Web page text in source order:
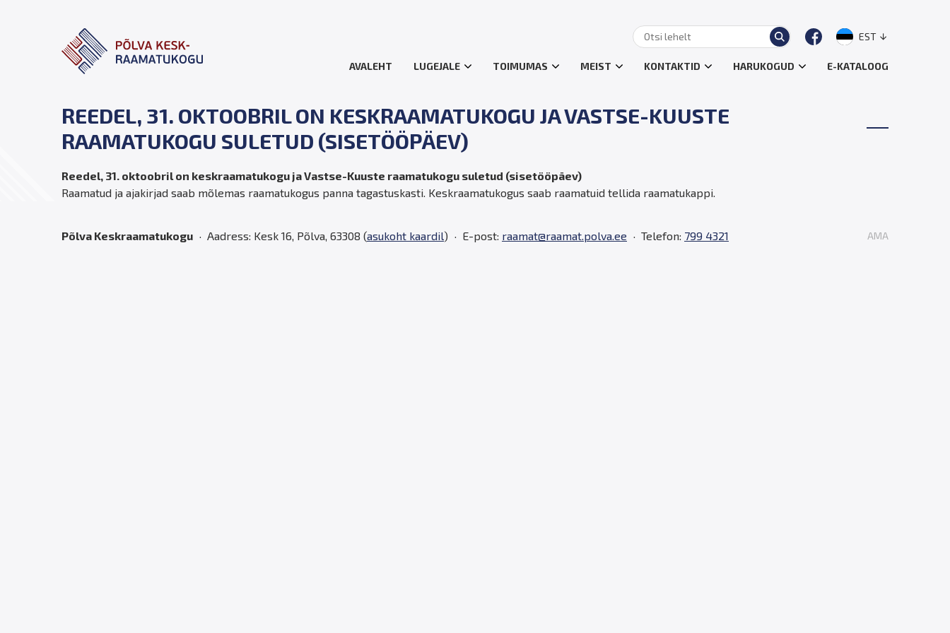
EST
AVALEHT LUGEJALE TOIMUMAS MEIST KONTAKTID HARUKOGUD E-KATALOOG
REEDEL, 31. OKTOOBRIL ON KESKRAAMATUKOGU JA VASTSE-KUUSTE
RAAMATUKOGU SULETUD (SISETÖÖPÄEV)
Reedel, 31. oktoobril on keskraamatukogu ja Vastse-Kuuste raamatukogu suletud (sisetööpäev)
Raamatud ja ajakirjad saab mõlemas raamatukogus panna tagastuskasti. Keskraamatukogus saab raamatuid tellida raamatukappi.
Põlva Keskraamatukogu Aadress: Kesk 16, Põlva, 63308 (asukoht kaardil) E-post: raamat@raamat.polva.ee Telefon: 799 4321 AMA